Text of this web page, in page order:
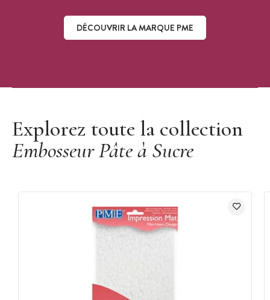
DÉCOUVRIR LA MARQUE PME
Explorez toute la collection
Embosseur Pâte à Sucre